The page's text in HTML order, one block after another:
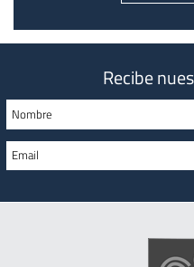
Recibe
Nombre
Email